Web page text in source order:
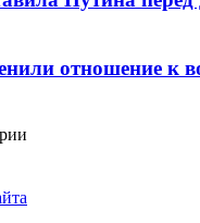
отношение к